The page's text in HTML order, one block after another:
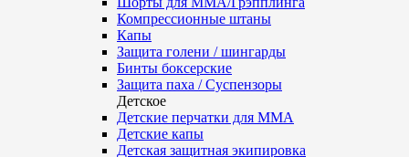
Компрессионные штаны
Капы
Защита голени / шингарды
Бинты боксерские
Защита паха / Суспензоры
Детское
Детские перчатки для ММА
Детские капы
Детская защитная экипировка